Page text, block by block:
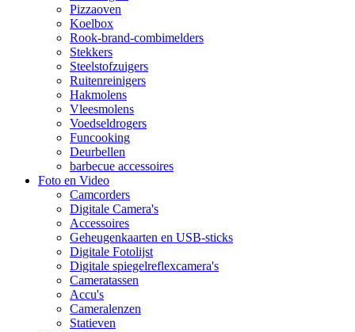
Pizzaoven
Koelbox
Rook-brand-combimelders
Stekkers
Steelstofzuigers
Ruitenreinigers
Hakmolens
Vleesmolens
Voedseldrogers
Funcooking
Deurbellen
barbecue accessoires
Foto en Video
Camcorders
Digitale Camera's
Accessoires
Geheugenkaarten en USB-sticks
Digitale Fotolijst
Digitale spiegelreflexcamera's
Cameratassen
Accu's
Cameralenzen
Statieven